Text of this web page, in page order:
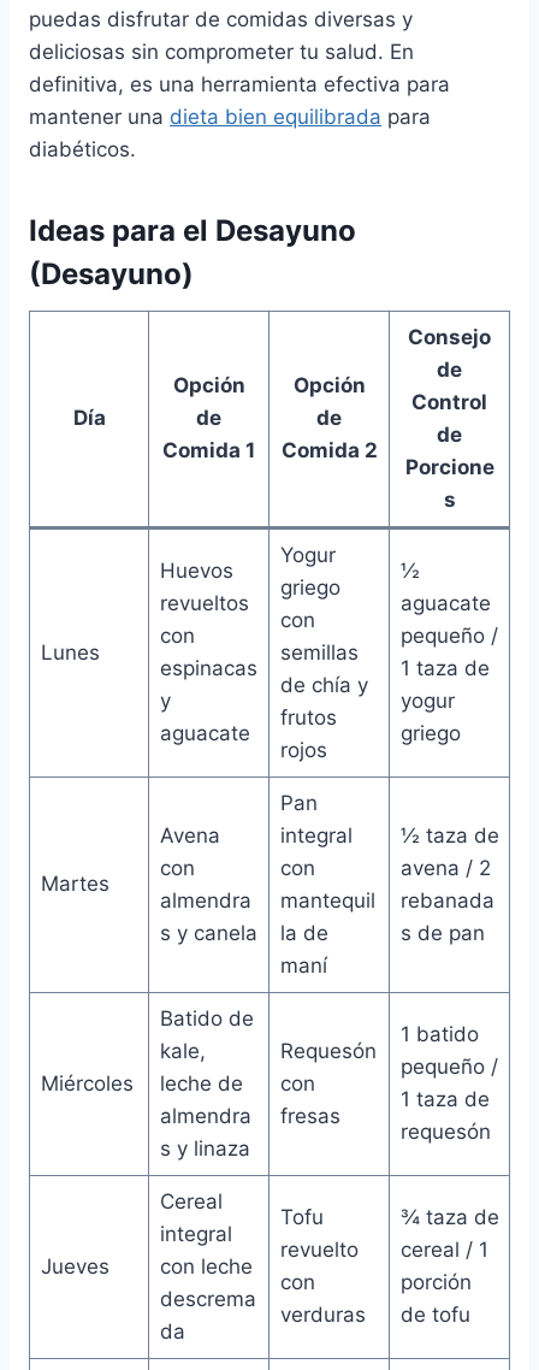
puedas disfrutar de comidas diversas y
deliciosas sin comprometer tu salud. En
definitiva, es una herramienta efectiva para
mantener una dieta bien equilibrada para
diabéticos.
Ideas para el Desayuno
(Desayuno)
Día
Opción
de
Comida 1
Opción
de
Comida 2
Consejo
de
Control
de
Porcione
s
Lunes
Huevos
revueltos
con
espinacas
y
aguacate
Yogur
griego
con
semillas
de chía y
frutos
rojos
½
aguacate
pequeño /
1 taza de
yogur
griego
Martes
Avena
con
almendra
s y canela
Pan
integral
con
mantequil
la de
maní
½ taza de
avena / 2
rebanada
s de pan
Miércoles
Batido de
kale,
leche de
almendra
s y linaza
Requesón
con
fresas
1 batido
pequeño /
1 taza de
requesón
Jueves
Cereal
integral
con leche
descrema
da
Tofu
revuelto
con
verduras
¾ taza de
cereal / 1
porción
de tofu